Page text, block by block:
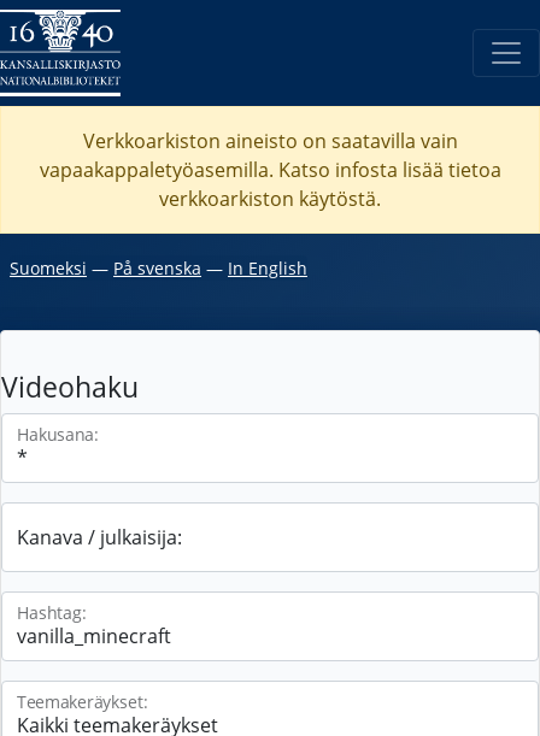
Verkkoarkiston aineisto on saatavilla vain
vapaakappaletyöasemilla. Katso infosta lisää tietoa
verkkoarkiston käytöstä.
Suomeksi ― På svenska ― In English
Videohaku
Hakusana:
Kanava / julkaisija:
Hashtag:
Teemakeräykset: